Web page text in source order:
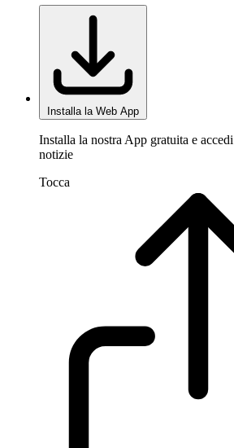
Installa la Web App
Installa la nostra App gratuita e
notizie
Tocca